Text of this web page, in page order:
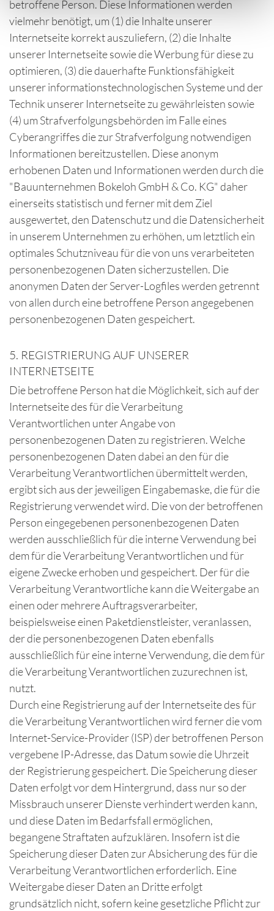
betroffene Person. Diese Informationen werden
vielmehr benötigt, um (1) die Inhalte unserer
Internetseite korrekt auszuliefern, (2) die Inhalte
unserer Internetseite sowie die Werbung für diese zu
optimieren, (3) die dauerhafte Funktionsfähigkeit
unserer informationstechnologischen Systeme und der
Technik unserer Internetseite zu gewährleisten sowie
(4) um Strafverfolgungsbehörden im Falle eines
Cyberangriffes die zur Strafverfolgung notwendigen
Informationen bereitzustellen. Diese anonym
erhobenen Daten und Informationen werden durch die
"Bauunternehmen Bokeloh GmbH & Co. KG" daher
einerseits statistisch und ferner mit dem Ziel
ausgewertet, den Datenschutz und die Datensicherheit
in unserem Unternehmen zu erhöhen, um letztlich ein
optimales Schutzniveau für die von uns verarbeiteten
personenbezogenen Daten sicherzustellen. Die
anonymen Daten der Server-Logfiles werden getrennt
von allen durch eine betroffene Person angegebenen
personenbezogenen Daten gespeichert.
5. REGISTRIERUNG AUF UNSERER
INTERNETSEITE
Die betroffene Person hat die Möglichkeit, sich auf der
Internetseite des für die Verarbeitung
Verantwortlichen unter Angabe von
personenbezogenen Daten zu registrieren. Welche
personenbezogenen Daten dabei an den für die
Verarbeitung Verantwortlichen übermittelt werden,
ergibt sich aus der jeweiligen Eingabemaske, die für die
Registrierung verwendet wird. Die von der betroffenen
Person eingegebenen personenbezogenen Daten
werden ausschließlich für die interne Verwendung bei
dem für die Verarbeitung Verantwortlichen und für
eigene Zwecke erhoben und gespeichert. Der für die
Verarbeitung Verantwortliche kann die Weitergabe an
einen oder mehrere Auftragsverarbeiter,
beispielsweise einen Paketdienstleister, veranlassen,
der die personenbezogenen Daten ebenfalls
ausschließlich für eine interne Verwendung, die dem für
die Verarbeitung Verantwortlichen zuzurechnen ist,
nutzt.
Durch eine Registrierung auf der Internetseite des für
die Verarbeitung Verantwortlichen wird ferner die vom
Internet-Service-Provider (ISP) der betroffenen Person
vergebene IP-Adresse, das Datum sowie die Uhrzeit
der Registrierung gespeichert. Die Speicherung dieser
Daten erfolgt vor dem Hintergrund, dass nur so der
Missbrauch unserer Dienste verhindert werden kann,
und diese Daten im Bedarfsfall ermöglichen,
begangene Straftaten aufzuklären. Insofern ist die
Speicherung dieser Daten zur Absicherung des für die
Verarbeitung Verantwortlichen erforderlich. Eine
Weitergabe dieser Daten an Dritte erfolgt
grundsätzlich nicht, sofern keine gesetzliche Pflicht zur